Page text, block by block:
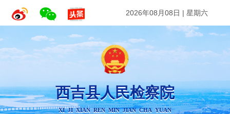
2026年08月08日 | 星期六
西吉县人民检察院
XI JI XIAN REN MIN JIAN CHA YUAN